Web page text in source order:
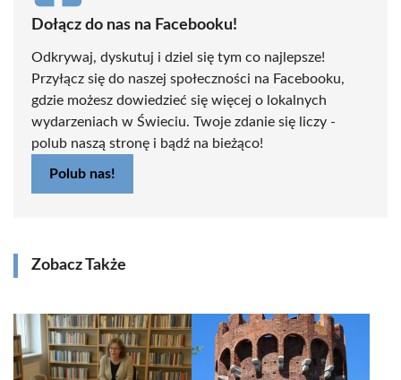
Dołącz do nas na Facebooku!
Odkrywaj, dyskutuj i dziel się tym co najlepsze!
Przyłącz się do naszej społeczności na Facebooku,
gdzie możesz dowiedzieć się więcej o lokalnych
wydarzeniach w Świeciu. Twoje zdanie się liczy -
polub naszą stronę i bądź na bieżąco!
Polub nas!
Zobacz Także